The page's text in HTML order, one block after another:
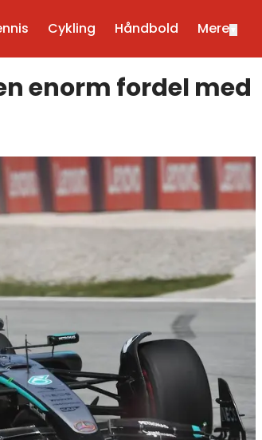
Cykling Håndbold Mere
enorm fordel med